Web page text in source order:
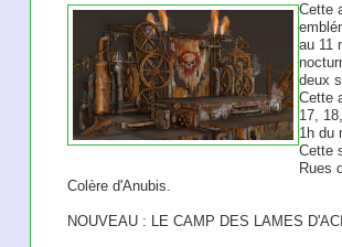
Cette
au 11
deux
Cette
17,
1h du
Cette
Rues
Colère d'Anubis.
NOUVEAU : LE CAMP DES LAMES